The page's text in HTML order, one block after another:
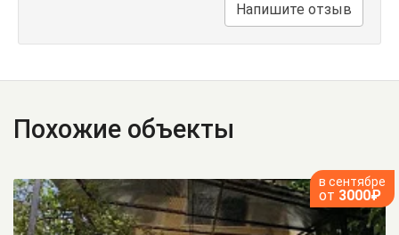
Напишите отзыв
Похожие объекты
в сентябре
от 3000₽